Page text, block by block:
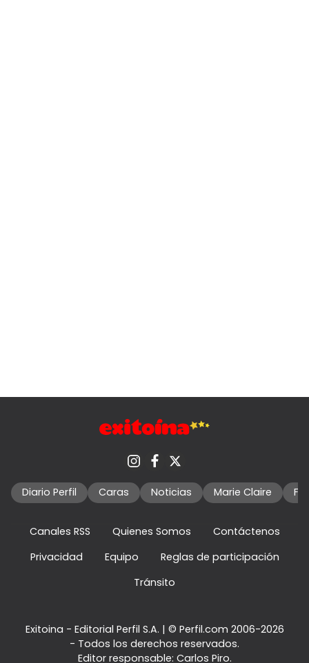
Diario Perfil Caras Noticias Marie Claire
Canales RSS Quienes Somos
Contáctenos
Privacidad
Equipo
Reglas de participación
Tránsito
Exitoina - Editorial Perfil S.A. | © Perfil.com 2006-2026
- Todos los derechos reservados.
Editor responsable: Carlos Piro.